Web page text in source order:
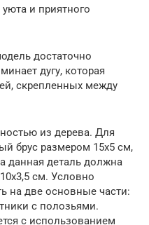
и приятного
достаточно
дугу, которая
скрепленных между
из дерева. Для
брус размером 15х5 см,
данная деталь должна
см. Условно
на две основные части:
с полозьями.
с использованием